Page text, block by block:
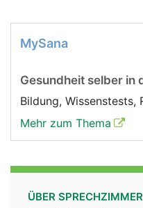
MySana
Gesundheit selber in
Bildung, Wissenstests,
Mehr zum Thema
ÜBER